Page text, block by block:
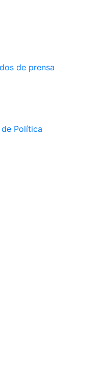
de prensa
Política